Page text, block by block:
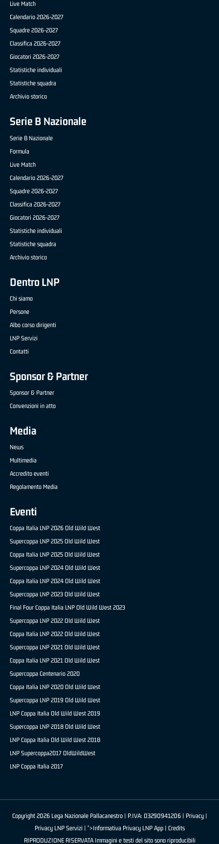
Live Match
Calendario 2026-2027
Squadre 2026-2027
Classifica 2026-2027
Giocatori 2026-2027
Statistiche individuali
Statistiche squadra
Archivio storico
Serie B Nazionale
Serie B Nazionale
Formula
Live Match
Calendario 2026-2027
Squadre 2026-2027
Classifica 2026-2027
Giocatori 2026-2027
Statistiche individuali
Statistiche squadra
Archivio storico
Dentro LNP
Chi siamo
Persone
Albo corso dirigenti
LNP Servizi
Contatti
Sponsor & Partner
Sponsor & Partner
Convenzioni in atto
Media
News
Multimedia
Accredito eventi
Regolamento Media
Eventi
Coppa Italia LNP 2026 Old Wild West
Supercoppa LNP 2025 Old Wild West
Coppa Italia LNP 2025 Old Wild West
Supercoppa LNP 2024 Old Wild West
Coppa Italia LNP 2024 Old Wild West
Supercoppa LNP 2023 Old Wild West
Final Four Coppa Italia LNP Old Wild West 2023
Supercoppa LNP 2022 Old Wild West
Coppa Italia LNP 2022 Old Wild West
Supercoppa LNP 2021 Old Wild West
Coppa Italia LNP 2021 Old Wild West
Supercoppa Centenario 2020
Coppa Italia LNP 2020 Old Wild West
Supercoppa LNP 2019 Old Wild West
LNP Coppa Italia Old Wild West 2019
Supercoppa LNP 2018 Old Wild West
LNP Coppa Italia Old Wild West 2018
LNP Supercoppa2017 OldWildWest
LNP Coppa Italia 2017
Copyright 2026 Lega Nazionale Pallacanestro | P.IVA: 03290941206 | Privacy|
Privacy LNP Servizi | ">Informativa Privacy LNP App | Credits
RIPRODUZIONE RISERVATA Immagini e testi del sito sono riproducibili